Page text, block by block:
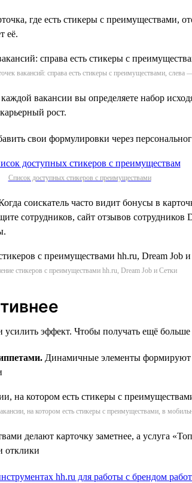
где есть стикеры с преимуществами,
её.
вакансий: справа есть стикеры с преимуществами, слева
вакансии вы определяете набор
рост.
свои формулировки через
Список доступных стикеров с преимуществами
соискатель часто видит бонусы в
сотрудников, сайт отзывов
стикеров с преимуществами hh.ru, Dream Job и Сетки
эффект. Чтобы получать ещё
Динамичные элементы формируют
на котором есть стикеры с преимуществами, в
делают карточку заметнее, а услуга
отклики
hh.ru для работы с брендом